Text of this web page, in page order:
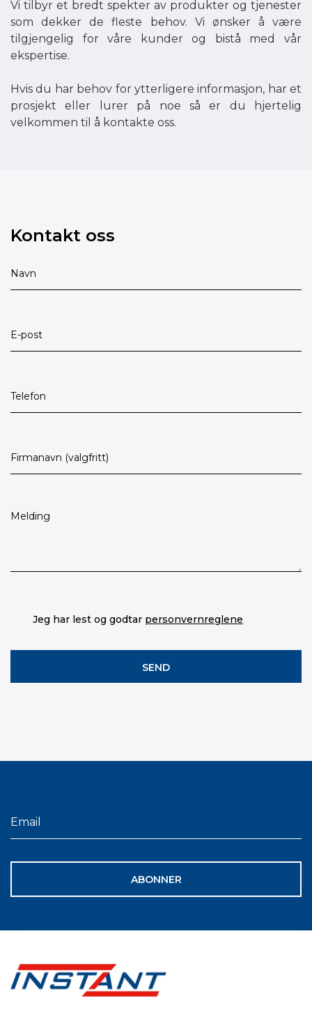
Vi tilbyr et bredt spekter av produkter og tjenester
som dekker de fleste behov. Vi ønsker å være
tilgjengelig for våre kunder og bistå med vår
ekspertise.
Hvis du har behov for ytterligere informasjon, har et
prosjekt eller lurer på noe så er du hjertelig
velkommen til å kontakte oss.
Kontakt oss
Jeg har lest og godtar personvernreglene
ABONNER